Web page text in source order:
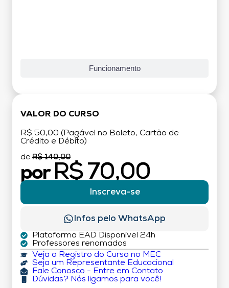
Funcionamento
VALOR DO CURSO
R$ 50,00 (Pagável no Boleto, Cartão de
Crédito e Débito)
de R$ 140,00
por R$ 70,00
Inscreva-se
Infos pelo WhatsApp
Plataforma EAD Disponível 24h
Professores renomados
Veja o Registro do Curso no MEC
Seja um Representante Educacional
Fale Conosco - Entre em Contato
Dúvidas? Nós ligamos para você!